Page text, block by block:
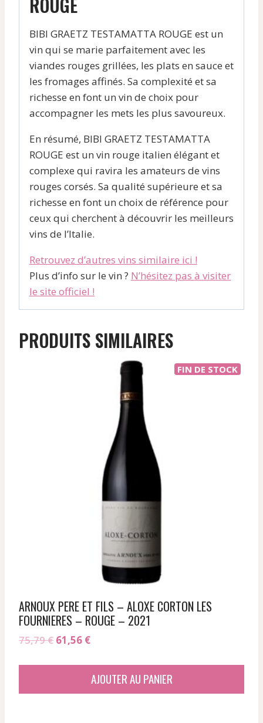
BIBI GRAETZ TESTAMATTA ROUGE est un
vin qui se marie parfaitement avec les
viandes rouges grillées, les plats en sauce et
les fromages affinés. Sa complexité et sa
richesse en font un vin de choix pour
accompagner les mets les plus savoureux.
En résumé, BIBI GRAETZ TESTAMATTA
ROUGE est un vin rouge italien élégant et
complexe qui ravira les amateurs de vins
rouges corsés. Sa qualité supérieure et sa
richesse en font un choix de référence pour
ceux qui cherchent à découvrir les meilleurs
vins de l’Italie.
Retrouvez d’autres vins similaire ici !
Plus d’info sur le vin ? N’hésitez pas à visiter
le site officiel !
PRODUITS SIMILAIRES
FIN DE STOCK
ARNOUX PERE ET FILS – ALOXE CORTON LES
FOURNIERES – ROUGE – 2021
75,79€ Le
61,56 €Le
est :
AJOUTER AU PANIER